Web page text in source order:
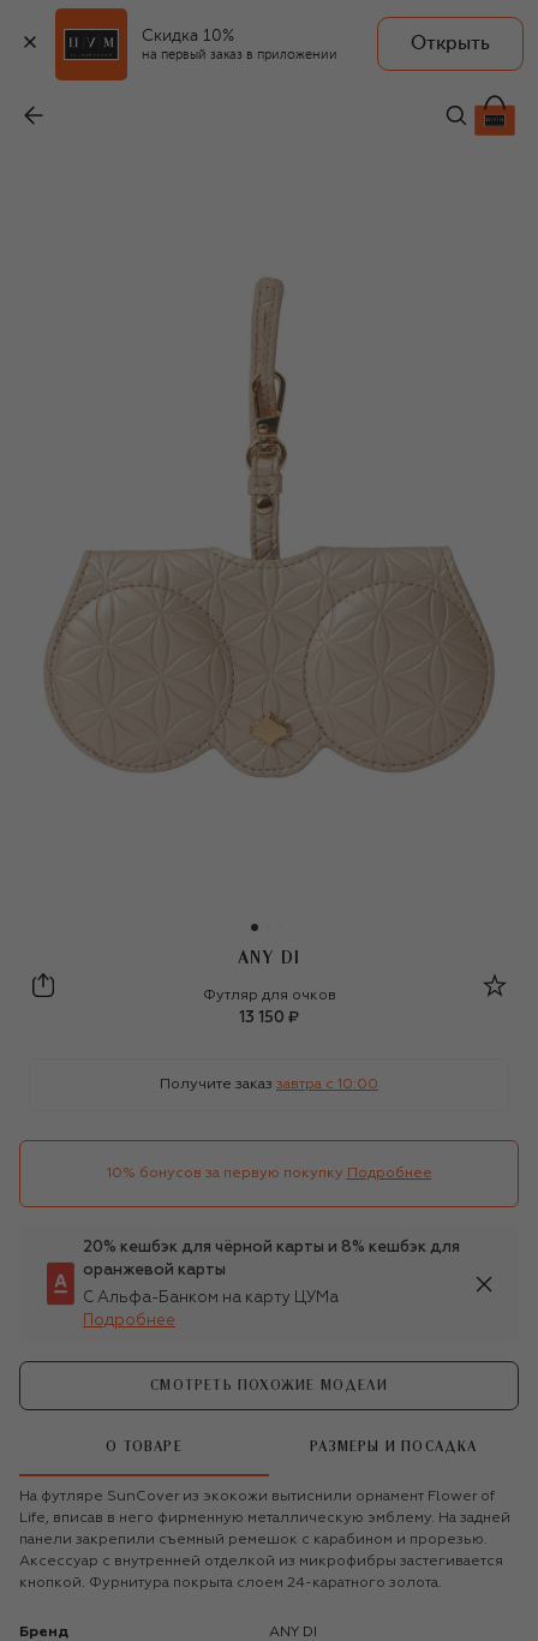
Скидка 10%
на первый заказ в приложении
Открыть
ANY DI
13 150 ₽
ANY DI
ANY DI
Футляр для очков
13 150 ₽
Получите заказ завтра c 10:00
10% бонусов за первую покупку Подробнее
20% кешбэк для чёрной карты и 8% кешбэк для
оранжевой карты
С Альфа-Банком на карту ЦУМа
Подробнее
СМОТРЕТЬ ПОХОЖИЕ МОДЕЛИ
О ТОВАРЕ РАЗМЕРЫ И ПОСАДКА
На футляре SunCover из экокожи вытиснили орнамент Flower of
Life, вписав в него фирменную металлическую эмблему. На задней
панели закрепили съемный ремешок с карабином и прорезью.
Аксессуар с внутренней отделкой из микрофибры застегивается
кнопкой. Фурнитура покрыта слоем 24-каратного золота.
Бренд ANY DI